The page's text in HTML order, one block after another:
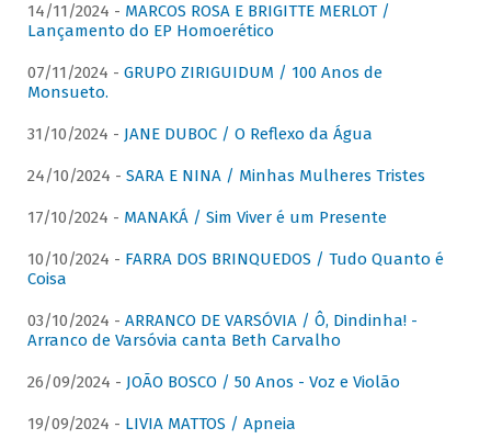
14/11/2024 - MARCOS ROSA E BRIGITTE MERLOT /
Lançamento do EP Homoerético
07/11/2024 - GRUPO ZIRIGUIDUM / 100 Anos de
Monsueto.
31/10/2024 - JANE DUBOC / O Reflexo da Água
24/10/2024 - SARA E NINA / Minhas Mulheres Tristes
17/10/2024 - MANAKÁ / Sim Viver é um Presente
10/10/2024 - FARRA DOS BRINQUEDOS / Tudo Quanto é
Coisa
03/10/2024 - ARRANCO DE VARSÓVIA / Ô, Dindinha! -
Arranco de Varsóvia canta Beth Carvalho
26/09/2024 - JOÃO BOSCO / 50 Anos - Voz e Violão
19/09/2024 - LIVIA MATTOS / Apneia